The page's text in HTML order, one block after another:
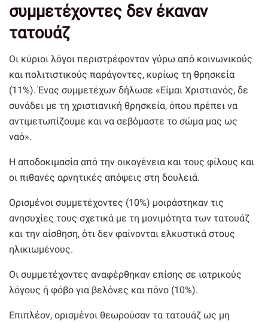
συμμετέχοντες δεν έκαναν
τατουάζ
Οι κύριοι λόγοι περιστρέφονταν γύρω από κοινωνικούς
και πολιτιστικούς παράγοντες, κυρίως τη θρησκεία
(11%). Ένας συμμετέχων δήλωσε «Είμαι Χριστιανός, δε
συνάδει με τη χριστιανική θρησκεία, όπου πρέπει να
αντιμετωπίζουμε και να σεβόμαστε το σώμα μας ως
ναό».
Η αποδοκιμασία από την οικογένεια και τους φίλους και
οι πιθανές αρνητικές απόψεις στη δουλειά.
Ορισμένοι συμμετέχοντες (10%) μοιράστηκαν τις
ανησυχίες τους σχετικά με τη μονιμότητα των τατουάζ
και την αίσθηση, ότι δεν φαίνονται ελκυστικά στους
ηλικιωμένους.
Οι συμμετέχοντες αναφέρθηκαν επίσης σε ιατρικούς
λόγους ή φόβο για βελόνες και πόνο (10%).
Επιπλέον, ορισμένοι θεωρούσαν τα τατουάζ ως μη